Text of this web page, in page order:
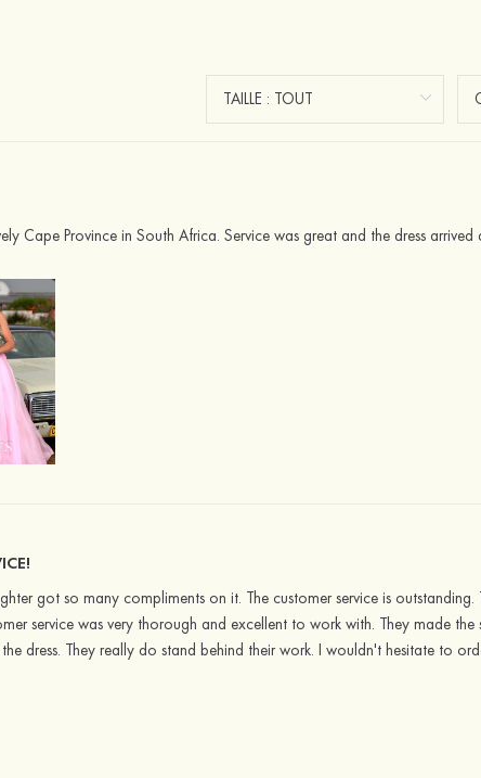
Cape Province in South Africa. Service was great and the dress arrived
got so many compliments on it. The customer service is outstanding.
service was very thorough and excellent to work with. They made
dress. They really do stand behind their work. I wouldn't hesitate to